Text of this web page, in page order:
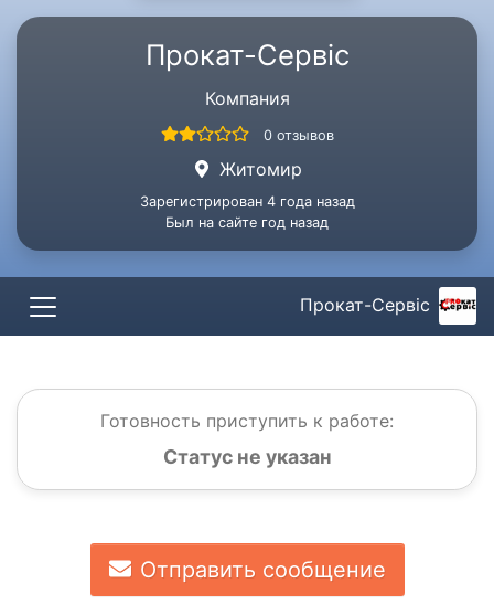
Прокат-Сервіс
Компания
0 отзывов
Житомир
Зарегистрирован 4 года назад
Был на сайте год назад
Прокат-Сервіс
Готовность приступить к работе:
Статус не указан
Отправить сообщение